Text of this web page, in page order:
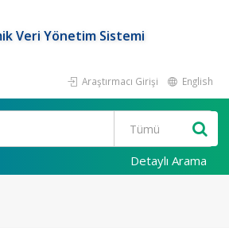
Veri Yönetim Sistemi
Araştırmacı Girişi English
Detaylı Arama